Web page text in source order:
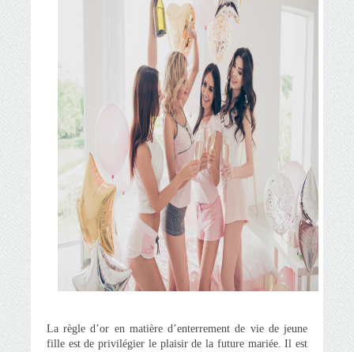
La règle d’or en matière d’enterrement de vie de jeune
fille est de privilégier le plaisir de la future mariée. Il est